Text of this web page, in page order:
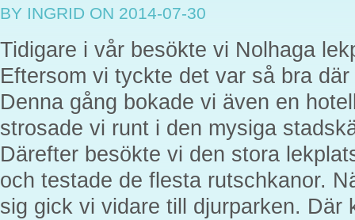
BY INGRID ON 2014-07-30
Tidigare i vår besökte vi Nolhaga
Eftersom vi tyckte det var så bra
Denna gång bokade vi även en
strosade vi runt i den mysiga
Därefter besökte vi den stora
och testade de flesta rutschkanor.
sig gick vi vidare till djurparken. Där